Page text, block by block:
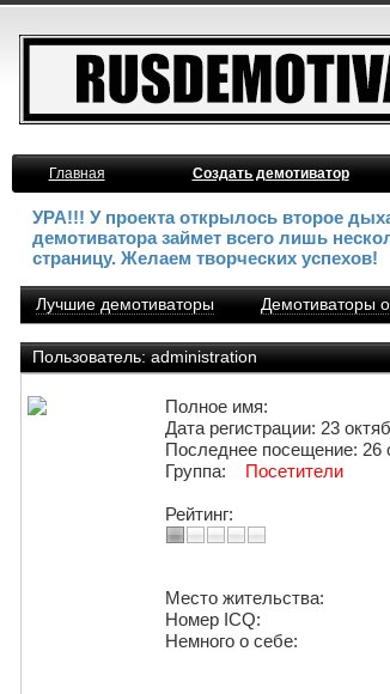
Главная
Создать демотиватор
УРА!!! У проекта открылось второе
демотиватора займет всего лишь
страницу. Желаем творческих успехов!
Лучшие демотиваторы Демотиваторы
Пользователь: administration
Полное имя:
Дата регистрации: 23
Последнее посещение: 26
Группа: Посетители
Рейтинг:
Место жительства:
Номер ICQ:
Немного о себе: